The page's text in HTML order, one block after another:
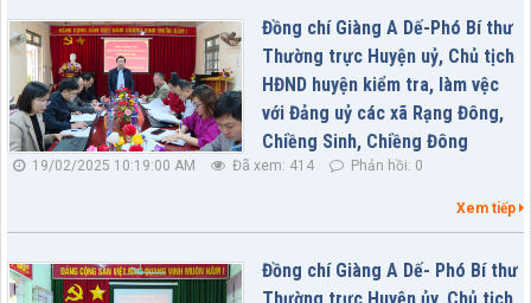
Đồng chí Giàng A Dế-Phó Bí thư
Thường trực Huyện uỷ, Chủ tịch
HĐND huyện kiểm tra, làm vệc
với Đảng uỷ các xã Rạng Đông,
Chiềng Sinh, Chiềng Đông
19/02/2025 10:19:00 AM Đã xem: 414 Phản hồi: 0
Xem tiếp
Đồng chí Giàng A Dế- Phó Bí thư
Thường trực Huyện ủy, Chủ tịch